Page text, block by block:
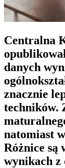
Centralna
danych
znacznie
techników.
natomiast
Różnice są
wynikach z